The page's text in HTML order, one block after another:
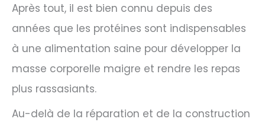
Après tout, il est bien connu depuis des
années que les protéines sont indispensables
à une alimentation saine pour développer la
masse corporelle maigre et rendre les repas
plus rassasiants.
Au-delà de la réparation et de la construction